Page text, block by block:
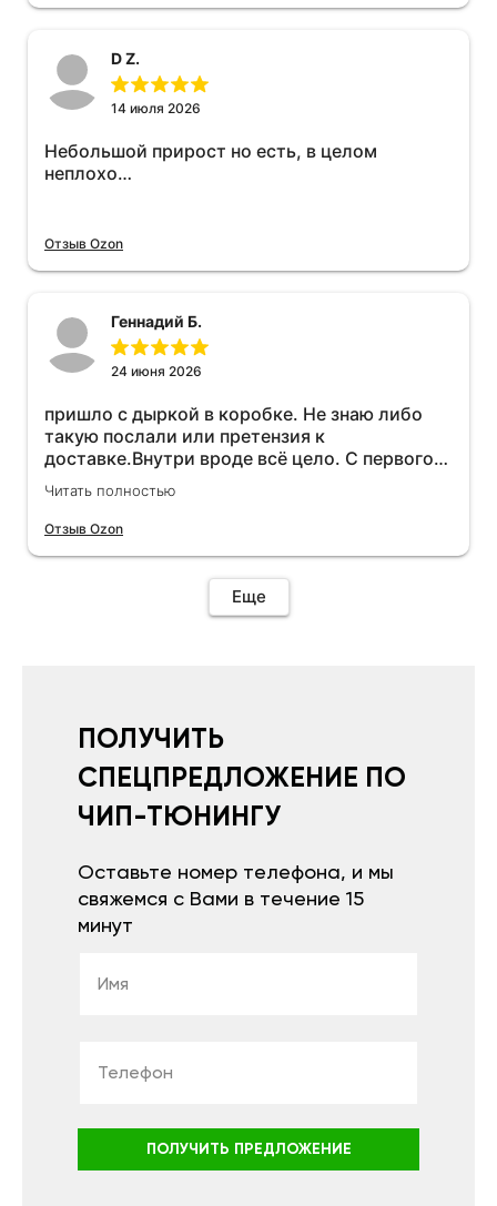
D Z.
14 июля 2026
Небольшой прирост но есть, в целом
неплохо…
Отзыв Ozon
Геннадий Б.
24 июня 2026
пришло с дыркой в коробке. Не знаю либо
такую послали или претензия к
доставке.Внутри вроде всё цело. С первого
раза установить не получается не знаю
может интернет дурит. Четыре звёзды за
упаковку с дыркой.Как опробую дополню
иначе не качает без него. Как поставил сразу
всё установилось по работе устройства
увеличился.Всем рекомендую к покупке.
Читать полностью
Отзыв Ozon
Еще
ПОЛУЧИТЬ
СПЕЦПРЕДЛОЖЕНИЕ ПО
ЧИП-ТЮНИНГУ
Оставьте номер телефона, и мы
свяжемся с Вами в течение 15
минут
ПОЛУЧИТЬ ПРЕДЛОЖЕНИЕ